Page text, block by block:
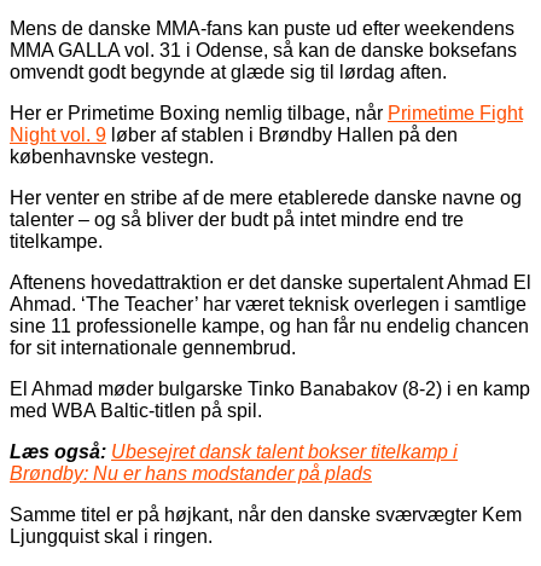
Mens de danske MMA-fans kan puste ud efter weekendens
MMA GALLA vol. 31 i Odense, så kan de danske boksefans
omvendt godt begynde at glæde sig til lørdag aften.
Her er Primetime Boxing nemlig tilbage, når Primetime Fight
Night vol. 9 løber af stablen i Brøndby Hallen på den
københavnske vestegn.
Her venter en stribe af de mere etablerede danske navne og
talenter – og så bliver der budt på intet mindre end tre
titelkampe.
Aftenens hovedattraktion er det danske supertalent Ahmad El
Ahmad. ‘The Teacher’ har været teknisk overlegen i samtlige
sine 11 professionelle kampe, og han får nu endelig chancen
for sit internationale gennembrud.
El Ahmad møder bulgarske Tinko Banabakov (8-2) i en kamp
med WBA Baltic-titlen på spil.
Læs også: Ubesejret dansk talent bokser titelkamp i
Brøndby: Nu er hans modstander på plads
Samme titel er på højkant, når den danske sværvægter Kem
Ljungquist skal i ringen.